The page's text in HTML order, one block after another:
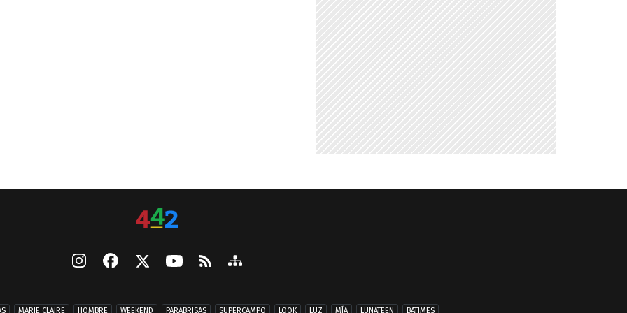
MARIE CLAIRE HOMBRE WEEKEND PARABRISAS SUPERCAMPO LOOK LUZ MÍA LUNATEEN BATIMES